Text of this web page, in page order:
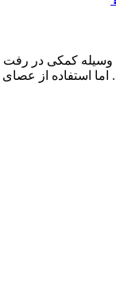
کمکی در رفت و
اما استفاده از